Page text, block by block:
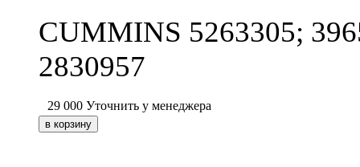
CUMMINS 5263305;
2830957
29 000 Уточнить у менеджера